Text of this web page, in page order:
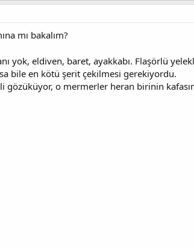
mı bakalım?
yok, eldiven, baret, ayakkabı. Flaşörlü
bile en kötü şerit çekilmesi gerekiyordu.
gözüküyor, o mermerler heran birinin